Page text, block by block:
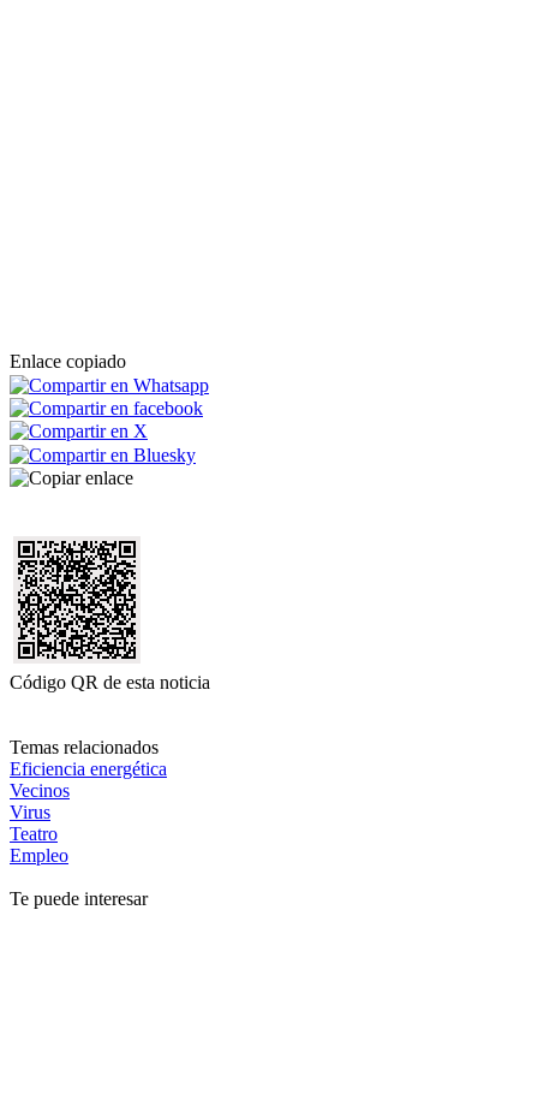
Enlace copiado
Código QR de esta noticia
Temas relacionados
Eficiencia energética
Vecinos
Virus
Teatro
Empleo
Te puede interesar